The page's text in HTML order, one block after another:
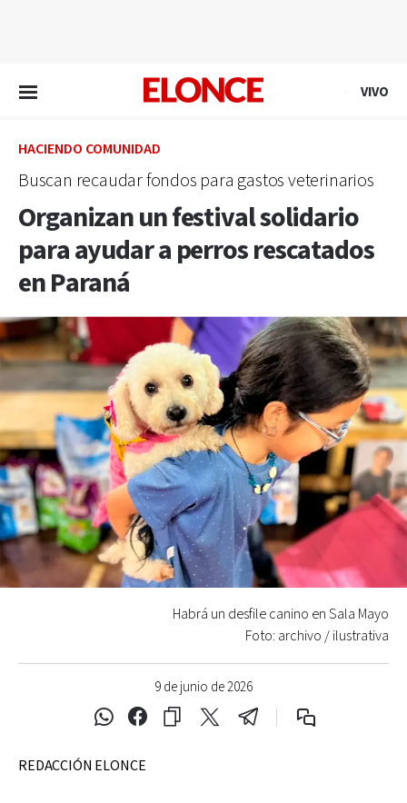
VIVO
HACIENDO COMUNIDAD
Buscan recaudar fondos para gastos veterinarios
Organizan un festival solidario
para ayudar a perros rescatados
en Paraná
9 de junio de 2026
Habrá un desfile canino en Sala Mayo
Foto: archivo / ilustrativa
REDACCIÓN ELONCE